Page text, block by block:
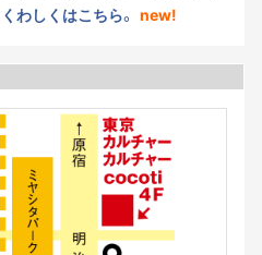
くわしくはこちら。 new!